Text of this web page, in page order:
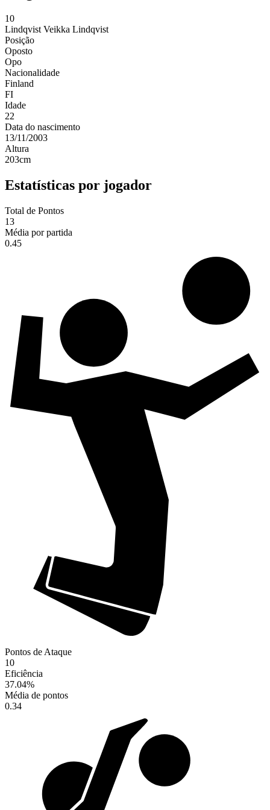
10
Lindqvist Veikka Lindqvist
Posição
Oposto
Opo
Nacionalidade
Finland
FI
Idade
22
Data do nascimento
13/11/2003
Altura
203cm
Estatísticas por jogador
Total de Pontos
13
Média por partida
0.45
Pontos de Ataque
10
Eficiência
37.04%
Média de pontos
0.34